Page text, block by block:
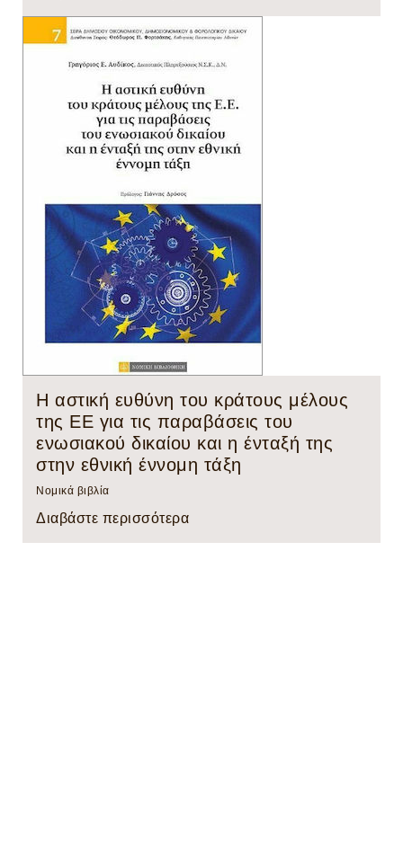
Η αστική ευθύνη του κράτους μέλους
της ΕΕ για τις παραβάσεις του
ενωσιακού δικαίου και η ένταξή της
στην εθνική έννομη τάξη
Νομικά βιβλία
Διαβάστε περισσότερα